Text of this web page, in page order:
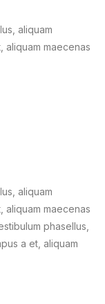
aliquam
aliquam maecenas
aliquam
aliquam maecenas
phasellus,
a et, aliquam